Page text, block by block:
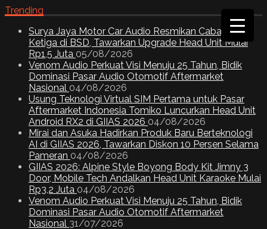
Trending
Surya Jaya Motor Car Audio Resmikan Cabang
Ketiga di BSD, Tawarkan Upgrade Head Unit Mulai
Rp1,5 Juta 05/08/2026
Venom Audio Perkuat Visi Menuju 25 Tahun, Bidik
Dominasi Pasar Audio Otomotif Aftermarket
Nasional 04/08/2026
Usung Teknologi Virtual SIM Pertama untuk Pasar
Aftermarket Indonesia Tomiko Luncurkan Head Unit
Android RX2 di GIIAS 2026 04/08/2026
Mirai dan Asuka Hadirkan Produk Baru Berteknologi
AI di GIIAS 2026, Tawarkan Diskon 10 Persen Selama
Pameran 04/08/2026
GIIAS 2026: Alpine Style Boyong Body Kit Jimny 3
Door, Mobile Tech Andalkan Head Unit Karaoke Mulai
Rp3,2 Juta 04/08/2026
Venom Audio Perkuat Visi Menuju 25 Tahun, Bidik
Dominasi Pasar Audio Otomotif Aftermarket
Nasional 31/07/2026